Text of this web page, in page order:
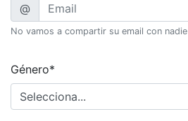
@
No vamos a compartir su email con nadie
Género*